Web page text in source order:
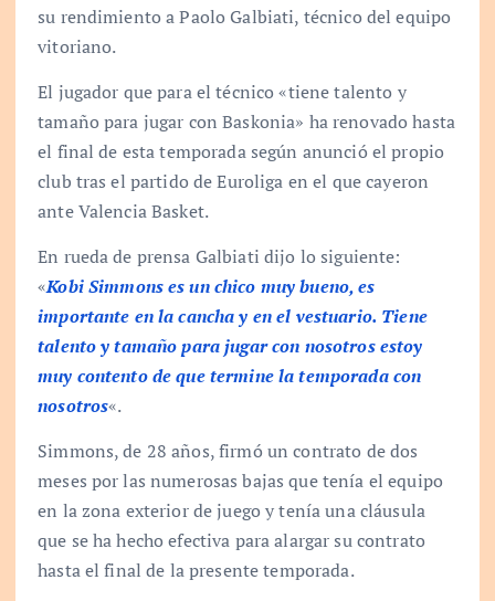
su rendimiento a Paolo Galbiati, técnico del equipo
vitoriano.
El jugador que para el técnico «tiene talento y
tamaño para jugar con Baskonia» ha renovado hasta
el final de esta temporada según anunció el propio
club tras el partido de Euroliga en el que cayeron
ante Valencia Basket.
En rueda de prensa Galbiati dijo lo siguiente:
«Kobi Simmons es un chico muy bueno, es
importante en la cancha y en el vestuario. Tiene
talento y tamaño para jugar con nosotros estoy
muy contento de que termine la temporada con
nosotros«.
Simmons, de 28 años, firmó un contrato de dos
meses por las numerosas bajas que tenía el equipo
en la zona exterior de juego y tenía una cláusula
que se ha hecho efectiva para alargar su contrato
hasta el final de la presente temporada.